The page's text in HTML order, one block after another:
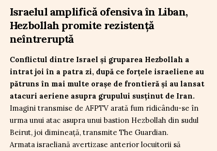
Israelul amplifică ofensiva în Liban,
Hezbollah promite rezistență
neîntreruptă
Conflictul dintre Israel și gruparea Hezbollah a
intrat joi în a patra zi, după ce forțele israeliene au
pătruns în mai multe orașe de frontieră și au lansat
atacuri aeriene asupra grupului susținut de Iran.
Imagini transmise de AFPTV arată fum ridicându-se în
urma unui atac asupra unui bastion Hezbollah din sudul
Beirut, joi dimineață, transmite The Guardian.
Armata israeliană avertizase anterior locuitorii să